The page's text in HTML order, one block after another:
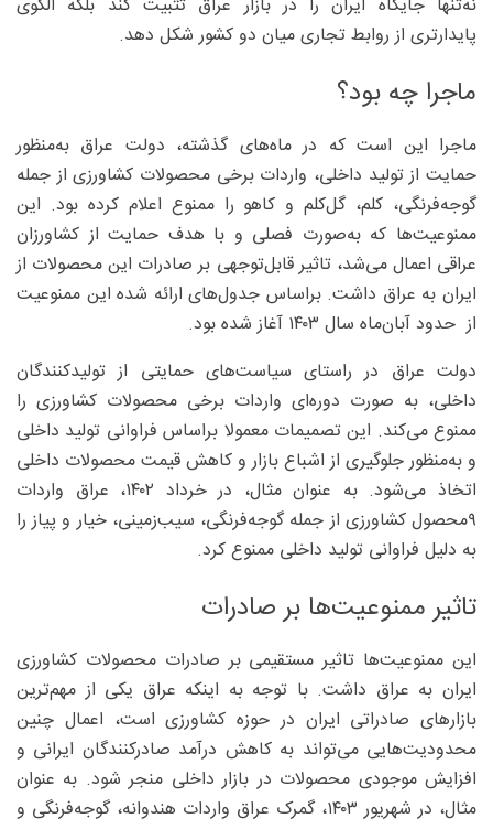
پایدارتری از روابط تجاری میان دو کشور شکل دهد.
ماجرا چه بود؟
ماجرا این است که در ماه‌های گذشته، دولت عراق به‌منظور
حمایت از تولید داخلی، واردات برخی محصولات کشاورزی از جمله
گوجه‌فرنگی، کلم، گل‌کلم و کاهو را ممنوع اعلام کرده بود. این
ممنوعیت‌ها که به‌صورت فصلی و با هدف حمایت از کشاورزان
عراقی اعمال می‌شد، تاثیر قابل‌توجهی بر صادرات این محصولات از
ایران به عراق داشت. براساس جدول‌های ارائه شده این ممنوعیت
از حدود آبان‌ماه سال ۱۴۰۳ آغاز شده بود.
دولت عراق در راستای سیاست‌های حمایتی از تولیدکنندگان
داخلی، به‌ صورت دوره‌ای واردات برخی محصولات کشاورزی را
ممنوع می‌کند. این تصمیمات معمولا براساس فراوانی تولید داخلی
و به‌منظور جلوگیری از اشباع بازار و کاهش قیمت محصولات داخلی
اتخاذ می‌شود. به‌ عنوان مثال، در خرداد ۱۴۰۲، عراق واردات
۹محصول کشاورزی از جمله گوجه‌فرنگی، سیب‌زمینی، خیار و پیاز را
به دلیل فراوانی تولید داخلی ممنوع کرد.
تاثیر ممنوعیت‌ها بر صادرات
این ممنوعیت‌ها تاثیر مستقیمی بر صادرات محصولات کشاورزی
ایران به عراق داشت. با توجه به اینکه عراق یکی از مهم‌ترین
بازارهای صادراتی ایران در حوزه کشاورزی است، اعمال چنین
محدودیت‌هایی می‌تواند به کاهش درآمد صادرکنندگان ایرانی و
افزایش موجودی محصولات در بازار داخلی منجر شود. به ‌عنوان
مثال، در شهریور ۱۴۰۳، گمرک عراق واردات هندوانه، گوجه‌فرنگی و